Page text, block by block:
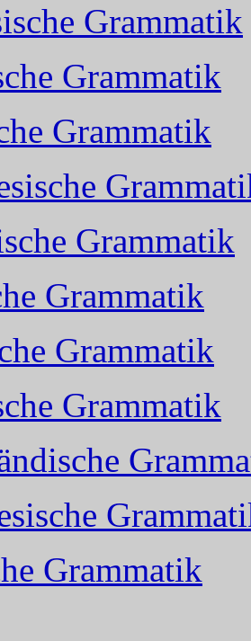
Grammatik
Grammatik
Grammatik
Grammatik
Grammatik
Grammatik
Grammatik
Grammatik